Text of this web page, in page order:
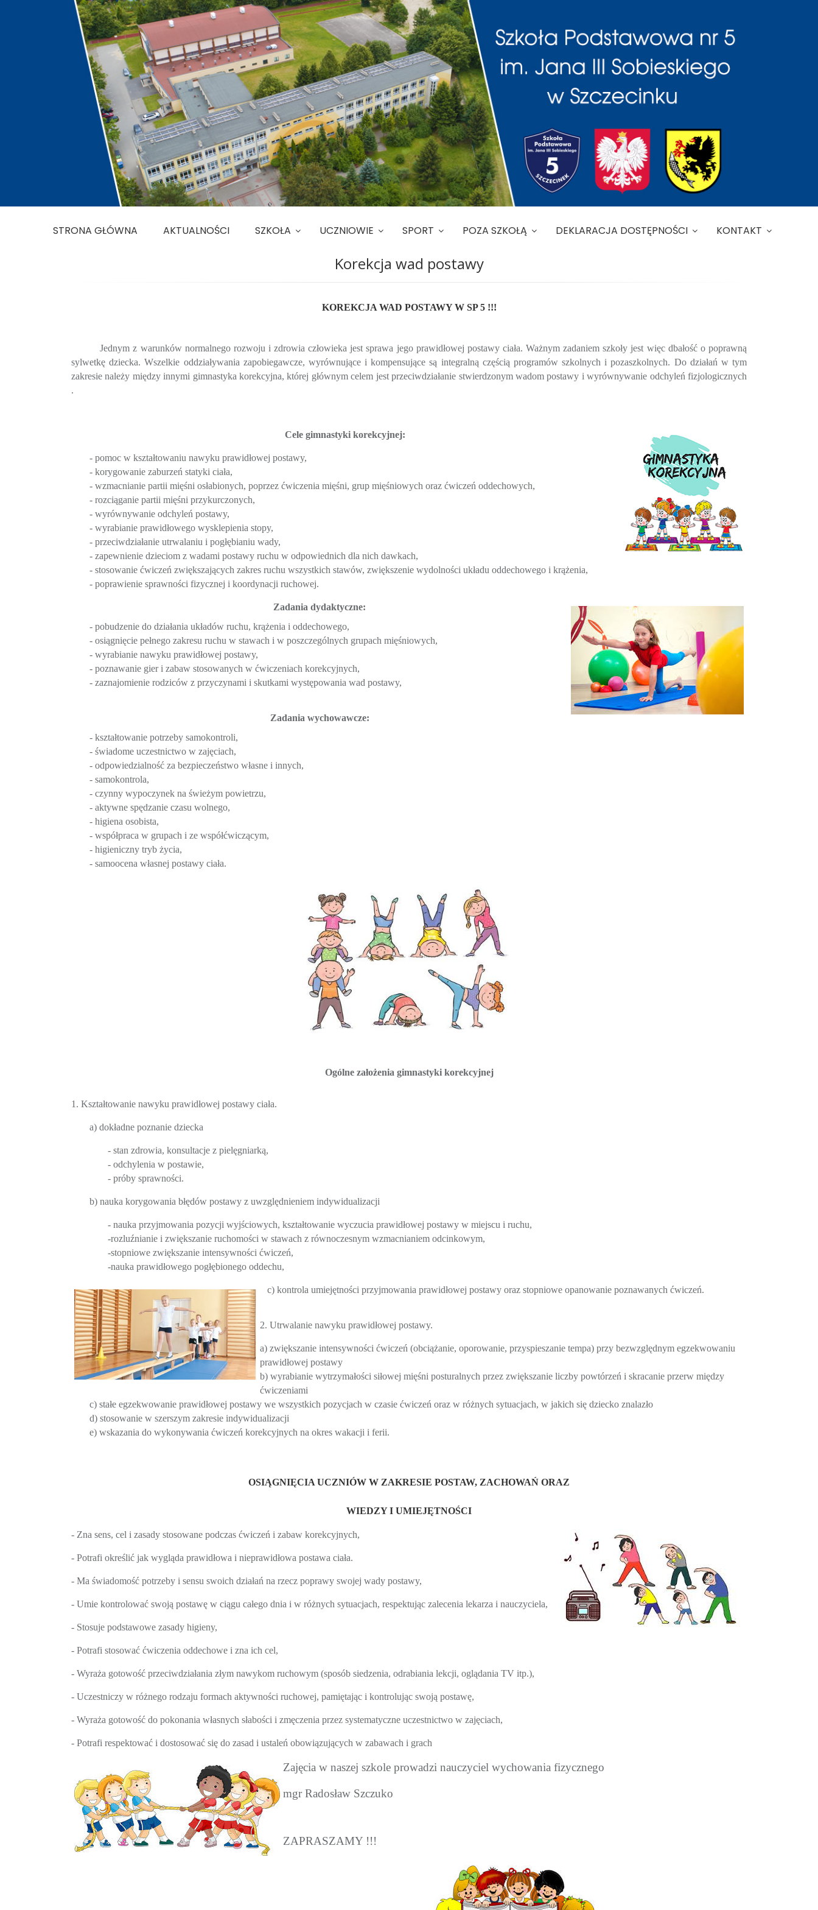
STRONA GŁÓWNA AKTUALNOŚCI SZKOŁA UCZNIOWIE SPORT POZA SZKOŁĄ DEKLARACJA DOSTĘPNOŚCI KONTAKT
Korekcja wad postawy
KOREKCJA WAD POSTAWY W SP 5 !!!
Jednym z warunków normalnego rozwoju i zdrowia człowieka jest sprawa jego prawidłowej postawy ciała. Ważnym zadaniem szkoły jest więc dbałość o poprawną
sylwetkę dziecka. Wszelkie oddziaływania zapobiegawcze, wyrównujące i kompensujące są integralną częścią programów szkolnych i pozaszkolnych. Do działań w tym
zakresie należy między innymi gimnastyka korekcyjna, której głównym celem jest przeciwdziałanie stwierdzonym wadom postawy i wyrównywanie odchyleń fizjologicznych
.
Cele gimnastyki korekcyjnej:
- pomoc w kształtowaniu nawyku prawidłowej postawy,
- korygowanie zaburzeń statyki ciała,
- wzmacnianie partii mięśni osłabionych, poprzez ćwiczenia mięśni, grup mięśniowych oraz ćwiczeń oddechowych,
- rozciąganie partii mięśni przykurczonych,
- wyrównywanie odchyleń postawy,
- wyrabianie prawidłowego wysklepienia stopy,
- przeciwdziałanie utrwalaniu i pogłębianiu wady,
- zapewnienie dzieciom z wadami postawy ruchu w odpowiednich dla nich dawkach,
- stosowanie ćwiczeń zwiększających zakres ruchu wszystkich stawów, zwiększenie wydolności układu oddechowego i krążenia,
- poprawienie sprawności fizycznej i koordynacji ruchowej.
Zadania dydaktyczne:
- pobudzenie do działania układów ruchu, krążenia i oddechowego,
- osiągnięcie pełnego zakresu ruchu w stawach i w poszczególnych grupach mięśniowych,
- wyrabianie nawyku prawidłowej postawy,
- poznawanie gier i zabaw stosowanych w ćwiczeniach korekcyjnych,
- zaznajomienie rodziców z przyczynami i skutkami występowania wad postawy,
Zadania wychowawcze:
- kształtowanie potrzeby samokontroli,
- świadome uczestnictwo w zajęciach,
- odpowiedzialność za bezpieczeństwo własne i innych,
- samokontrola,
- czynny wypoczynek na świeżym powietrzu,
- aktywne spędzanie czasu wolnego,
- higiena osobista,
- współpraca w grupach i ze współćwiczącym,
- higieniczny tryb życia,
- samoocena własnej postawy ciała.
Ogólne założenia gimnastyki korekcyjnej
1. Kształtowanie nawyku prawidłowej postawy ciała.
a) dokładne poznanie dziecka
- stan zdrowia, konsultacje z pielęgniarką,
- odchylenia w postawie,
- próby sprawności.
b) nauka korygowania błędów postawy z uwzględnieniem indywidualizacji
- nauka przyjmowania pozycji wyjściowych, kształtowanie wyczucia prawidłowej postawy w miejscu i ruchu,
-rozluźnianie i zwiększanie ruchomości w stawach z równoczesnym wzmacnianiem odcinkowym,
-stopniowe zwiększanie intensywności ćwiczeń,
-nauka prawidłowego pogłębionego oddechu,
c) kontrola umiejętności przyjmowania prawidłowej postawy oraz stopniowe opanowanie poznawanych ćwiczeń.
2. Utrwalanie nawyku prawidłowej postawy.
a) zwiększanie intensywności ćwiczeń (obciążanie, oporowanie, przyspieszanie tempa) przy bezwzględnym egzekwowaniu
prawidłowej postawy
b) wyrabianie wytrzymałości siłowej mięśni posturalnych przez zwiększanie liczby powtórzeń i skracanie przerw między
ćwiczeniami
c) stałe egzekwowanie prawidłowej postawy we wszystkich pozycjach w czasie ćwiczeń oraz w różnych sytuacjach, w jakich się dziecko znalazło
d) stosowanie w szerszym zakresie indywidualizacji
e) wskazania do wykonywania ćwiczeń korekcyjnych na okres wakacji i ferii.
OSIĄGNIĘCIA UCZNIÓW W ZAKRESIE POSTAW, ZACHOWAŃ ORAZ
WIEDZY I UMIEJĘTNOŚCI
- Zna sens, cel i zasady stosowane podczas ćwiczeń i zabaw korekcyjnych,
- Potrafi określić jak wygląda prawidłowa i nieprawidłowa postawa ciała.
- Ma świadomość potrzeby i sensu swoich działań na rzecz poprawy swojej wady postawy,
- Umie kontrolować swoją postawę w ciągu całego dnia i w różnych sytuacjach, respektując zalecenia lekarza i nauczyciela,
- Stosuje podstawowe zasady higieny,
- Potrafi stosować ćwiczenia oddechowe i zna ich cel,
- Wyraża gotowość przeciwdziałania złym nawykom ruchowym (sposób siedzenia, odrabiania lekcji, oglądania TV itp.),
- Uczestniczy w różnego rodzaju formach aktywności ruchowej, pamiętając i kontrolując swoją postawę,
- Wyraża gotowość do pokonania własnych słabości i zmęczenia przez systematyczne uczestnictwo w zajęciach,
- Potrafi respektować i dostosować się do zasad i ustaleń obowiązujących w zabawach i grach
Zajęcia w naszej szkole prowadzi nauczyciel wychowania fizycznego
mgr Radosław Szczuko
ZAPRASZAMY !!!